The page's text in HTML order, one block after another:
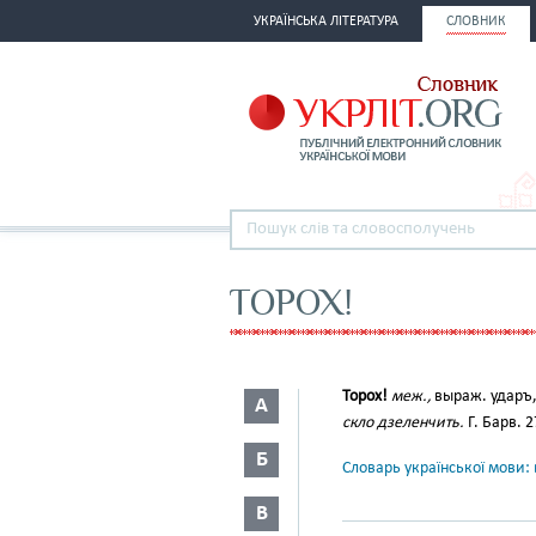
УКРАЇНСЬКА ЛІТЕРАТУРА СЛОВНИК
ТОРОХ!
А
Б
В
Торох! меж., выраж.
скло дзеленчить. Г. Барв.
Словарь української